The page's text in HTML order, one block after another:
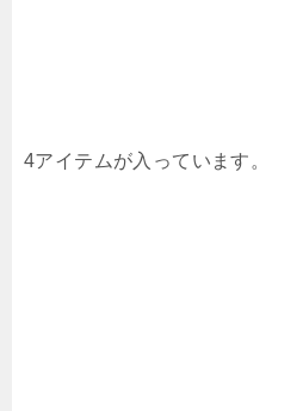
4アイテムが入っています。